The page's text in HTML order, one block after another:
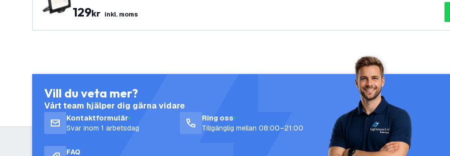
129kr inkl. moms
Vill du veta mer?
Vårt team hjälper dig gärna vidare
Kontaktformulär
Svar inom 1 arbetsdag
Ring oss
Tillgänglig mellan 08:00–21:00
FAQ